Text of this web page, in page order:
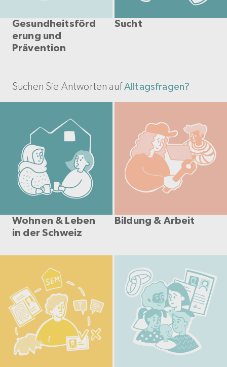
Gesundheitsförd
erung und
Prävention
Sucht
Suchen Sie Antworten aufAlltagsfragen?
Wohnen & Leben
in der Schweiz
Bildung & Arbeit